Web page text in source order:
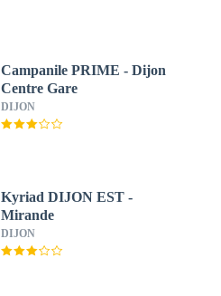
Campanile PRIME - Dijon
Centre Gare
DIJON
Kyriad DIJON EST -
Mirande
DIJON